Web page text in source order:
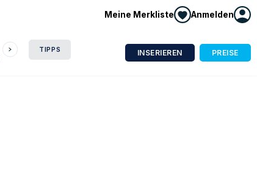
Meine Merkliste Anmelden
TIPPS INSERIEREN PREISE